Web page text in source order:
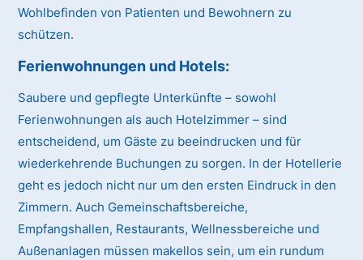
Wohlbefinden von Patienten und Bewohnern zu
schützen.
Ferienwohnungen und Hotels:
Saubere und gepflegte Unterkünfte – sowohl
Ferienwohnungen als auch Hotelzimmer – sind
entscheidend, um Gäste zu beeindrucken und für
wiederkehrende Buchungen zu sorgen. In der Hotellerie
geht es jedoch nicht nur um den ersten Eindruck in den
Zimmern. Auch Gemeinschaftsbereiche,
Empfangshallen, Restaurants, Wellnessbereiche und
Außenanlagen müssen makellos sein, um ein rundum